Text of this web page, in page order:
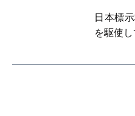
日本標
を駆使